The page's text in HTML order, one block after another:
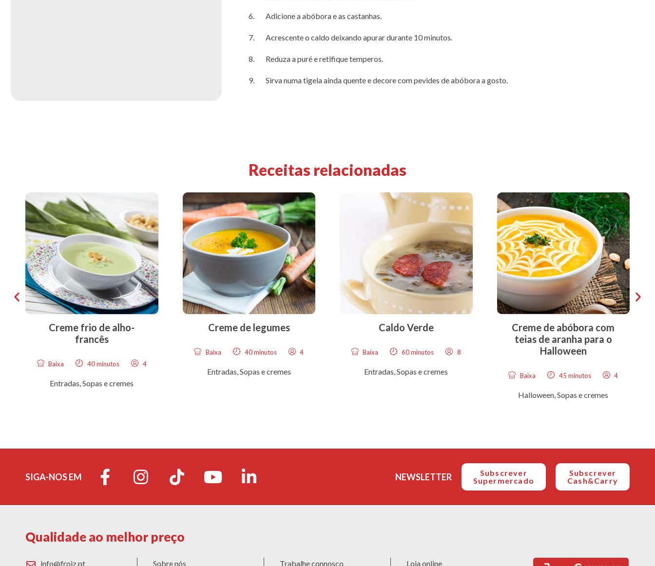
Adicione a abóbora e as castanhas.
Acrescente o caldo deixando apurar durante 10 minutos.
Reduza a puré e retifique temperos.
Sirva numa tigela ainda quente e decore com pevides de abóbora a gosto.
Receitas relacionadas
Creme frio de alho-
francês
Baixa 40 minutos 4
Entradas,Sopas e cremes
Creme de legumes
Baixa 40 minutos 4
Entradas,Sopas e cremes
Caldo Verde
Baixa 60 minutos 8
Entradas,Sopas e cremes
Creme de abóbora com
teias de aranha para o
Halloween
Baixa 45 minutos 4
Halloween,Sopas e cremes
SIGA-NOS EM NEWSLETTER
Subscrever
Supermercado
Subscrever
Cash&Carry
Qualidade ao melhor preço
info@froiz.pt Sobre nós Trabalhe connosco Loja online